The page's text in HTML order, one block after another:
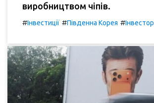
виробництвом чіпів.
#Інвестиції #Південна Корея #Інвестор